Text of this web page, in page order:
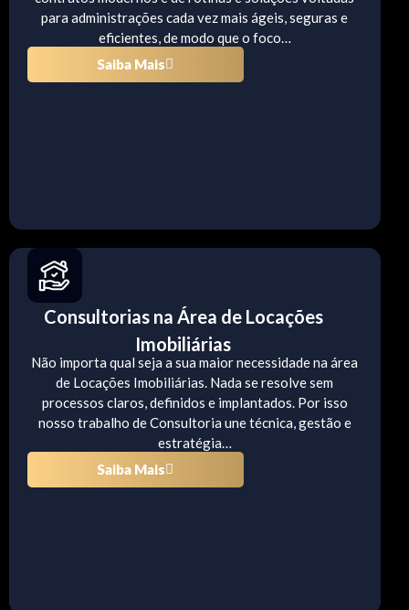
para administrações cada vez mais ágeis, seguras e
eficientes, de modo que o foco…
Saiba Mais
Consultorias na Área de Locações
Imobiliárias
Não importa qual seja a sua maior necessidade na área
de Locações Imobiliárias. Nada se resolve sem
processos claros, definidos e implantados. Por isso
nosso trabalho de Consultoria une técnica, gestão e
estratégia…
Saiba Mais